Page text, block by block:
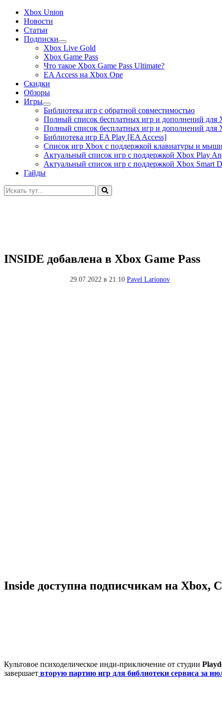
Xbox Union
Новости
Статьи
Подписки
раскрыть
дочернее
меню
Xbox Live Gold
Xbox Game Pass
Что такое Xbox Game Pass Ultimate?
EA Access на Xbox One
Скидки
Обзоры
Игры
раскрыть
дочернее
меню
Библиотека игр с обратной совместимостью
Полный список бесплатных игр и дополнений для
Полный список бесплатных игр и дополнений для
Библиотека игр EA Play [EA Access]
Список игр Xbox c поддержкой клавиатуры и мыши
Актуальный список игр с поддержкой Xbox Play
Актуальный список игр с поддержкой Xbox Smart
Гайды
Искать:
INSIDE добавлена в Xbox Game Pass
29.07.2022 в 21:10 Pavel Larionov
Inside доступна подписчикам на Xbox,
Культовое психоделическое инди-приключение от студии
завершает вторую партию игр для библиотеки сервиса за